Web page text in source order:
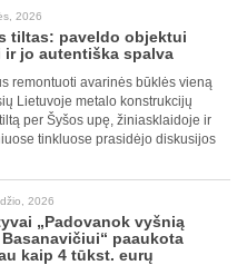
2026
tiltas: paveldo objektui
ir jo autentiška spalva
remontuoti avarinės būklės vieną
Lietuvoje metalo konstrukcijų
per Šyšos upę, žiniasklaidoje ir
tinkluose prasidėjo diskusijos
2026
„Padovanok vyšnią
paaukota
kaip 4 tūkst. eurų